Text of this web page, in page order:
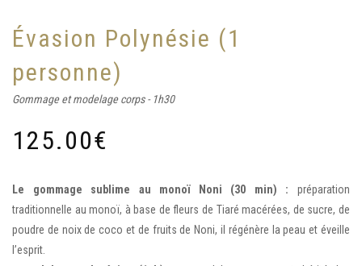
Évasion Polynésie (1
personne)
Gommage et modelage corps - 1h30
125.00€
Le gommage sublime au monoï Noni (30 min) : préparation
traditionnelle au monoï, à base de fleurs de Tiaré macérées, de sucre, de
poudre de noix de coco et de fruits de Noni, il régénère la peau et éveille
l’esprit.